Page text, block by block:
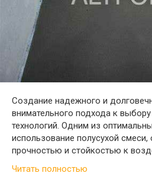
Создание надежного и
внимательного подхода к
технологий. Одним из
использование полусухой
прочностью и стойкостью к
Читать полностью